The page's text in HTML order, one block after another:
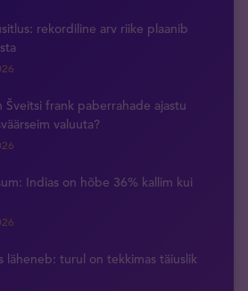
rekordiline arv riike plaanib
Šveitsi frank paberrahade ajastu
valuuta?
Indias on hõbe 36% kallim kui
läheneb: turul on tekkimas täiuslik